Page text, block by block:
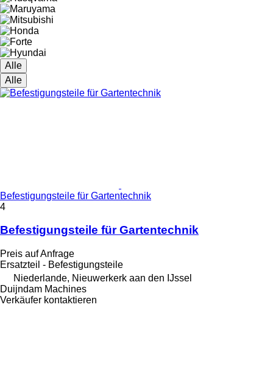
Alle
Alle
Befestigungsteile für Gartentechnik
4
Befestigungsteile für Gartentechnik
Preis auf Anfrage
Ersatzteil - Befestigungsteile
Niederlande, Nieuwerkerk aan den IJssel
Duijndam Machines
Verkäufer kontaktieren